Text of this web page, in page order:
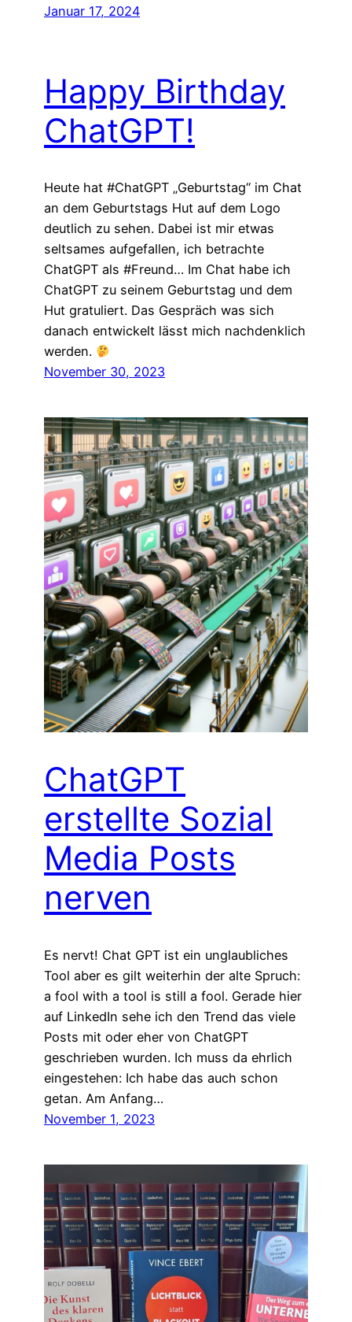
Januar 17, 2024
Happy Birthday
ChatGPT!
Heute hat #ChatGPT „Geburtstag“ im Chat
an dem Geburtstags Hut auf dem Logo
deutlich zu sehen. Dabei ist mir etwas
seltsames aufgefallen, ich betrachte
ChatGPT als #Freund… Im Chat habe ich
ChatGPT zu seinem Geburtstag und dem
Hut gratuliert. Das Gespräch was sich
danach entwickelt lässt mich nachdenklich
werden.
November 30, 2023
ChatGPT
erstellte Sozial
Media Posts
nerven
Es nervt! Chat GPT ist ein unglaubliches
Tool aber es gilt weiterhin der alte Spruch:
a fool with a tool is still a fool. Gerade hier
auf LinkedIn sehe ich den Trend das viele
Posts mit oder eher von ChatGPT
geschrieben wurden. Ich muss da ehrlich
eingestehen: Ich habe das auch schon
getan. Am Anfang…
November 1, 2023